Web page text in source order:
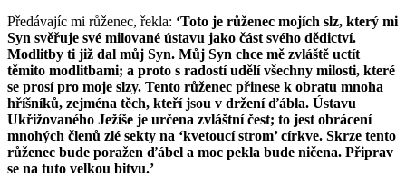
Předávajíc mi růženec, řekla: ‘Toto je růženec mojích slz, který mi
Syn svěřuje své milované ústavu jako část svého dědictví.
Modlitby ti již dal můj Syn. Můj Syn chce mě zvláště uctít
těmito modlitbami; a proto s radostí udělí všechny milosti, které
se prosí pro moje slzy. Tento růženec přinese k obratu mnoha
hříšníků, zejména těch, kteří jsou v držení ďábla. Ústavu
Ukřižovaného Ježíše je určena zvláštní čest; to jest obrácení
mnohých členů zlé sekty na ‘kvetoucí strom’ církve. Skrze tento
růženec bude poražen ďábel a moc pekla bude ničena. Připrav
se na tuto velkou bitvu.’